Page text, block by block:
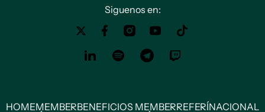
Siguenos en:
HOMEMEMBERBENEFICIOS MEMBERREFERÍNACIONAL